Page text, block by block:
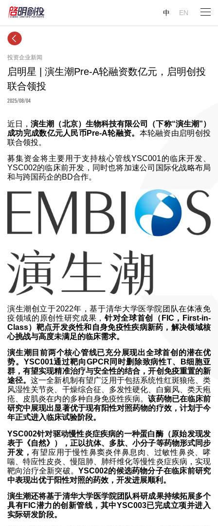
中 EN
投资企业新闻
启明星 | 演生潮Pre-A轮融资数亿元，启明创投
联合领投
2025/08/04
近日，演生潮（北京）生物科技有限公司（下称“演生潮”）
成功完成数亿元人民币Pre-A轮融资。 本轮融资由启明创投
联合领投。
募集资金将主要用于支持核心管线YSC001的临床开发、
YSC002的临床前开发，同时也将加速公司国际化战略布局
和与跨国药企的BD合作。
演生潮创立于2022年，基于清华大学医学院团队在体液免
疫领域的原创性研究成果，针对全球首创（FIC，First-in-
Class）靶点开发炎性和自身免疫性疾病新药，解决领域核
心挑战与高度未满足的临床需求。
演生潮目前两个核心管线已充分展现出全球首创的潜在优
势。YSC001通过靶向GPCR同时删除致病性T、B细胞亚
群，有望实现精准治疗与安全性的结合，开创免疫重置的新
途径。这一全新机制有望广泛用于包括系统性红斑狼疮、类
风湿性关节炎、干燥综合征、多发性硬化、白癜风、类天疱
疮、皮肌炎在内的多种自身免疫性疾病。该药物已在临床前
研究中展现出显著优于现有阳性对照药物的疗效，计划于今
年正式进入临床试验阶段。
YSC002针对驱动慢性炎症疾病的一种蛋白酶（原始发现发
表于《自然》），正以抗体、多肽、小分子等药物形式同步
开发，有望应用于慢性鼻窦炎伴鼻息肉、过敏性鼻炎、哮
喘、特应性皮炎、慢阻肺、肺纤维化等慢性炎症疾病，实现
靶向治疗全新突破。YSC002的候选药物分子在临床前研究
中表现出优于阳性对照的药效，开发进展顺利。
演生潮还将基于清华大学医学院团队科研成果持续拓展多个
具有FIC潜力的创新管线，其中YSC003已完成立项并进入
实际研发阶段。